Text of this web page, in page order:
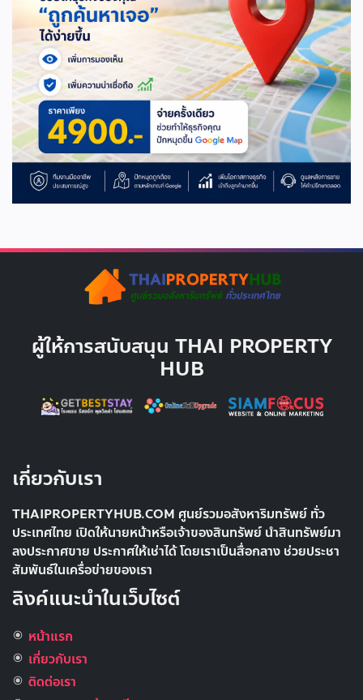
ผู้ให้การสนับสนุน THAI PROPERTY
HUB
เกี่ยวกับเรา
THAIPROPERTYHUB.COM ศูนย์รวมอสังหาริมทรัพย์ ทั่ว
ประเทศไทย เปิดให้นายหน้าหรือเจ้าของสินทรัพย์ นำสินทรัพย์มา
ลงประกาศขาย ประกาศให้เช่าได้ โดยเราเป็นสื่อกลาง ช่วยประชา
สัมพันธ์ในเครื่อข่ายของเรา
ลิงค์แนะนำในเว็บไซต์
หน้าแรก
เกี่ยวกับเรา
ติดต่อเรา